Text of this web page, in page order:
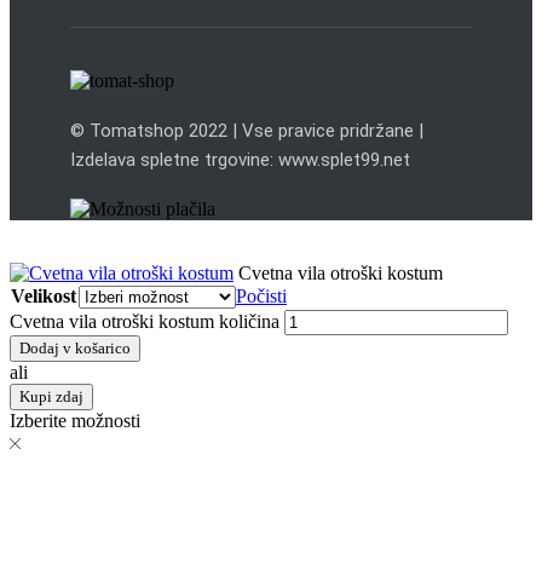
© Tomatshop 2022 | Vse pravice pridržane |
Izdelava spletne trgovine: www.splet99.net
Cvetna vila otroški kostum
Velikost
Počisti
Cvetna vila otroški kostum količina
Dodaj v košarico
ali
Kupi zdaj
Izberite možnosti